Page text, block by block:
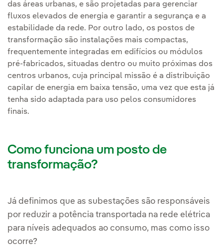
das áreas urbanas, e são projetadas para gerenciar
fluxos elevados de energia e garantir a segurança e a
estabilidade da rede. Por outro lado, os postos de
transformação são instalações mais compactas,
frequentemente integradas em edifícios ou módulos
pré-fabricados, situadas dentro ou muito próximas dos
centros urbanos, cuja principal missão é a distribuição
capilar de energia em baixa tensão, uma vez que esta já
tenha sido adaptada para uso pelos consumidores
finais.
Como funciona um posto de
transformação?
Já definimos que as subestações são responsáveis
por reduzir a potência transportada na rede elétrica
para níveis adequados ao consumo, mas como isso
ocorre?